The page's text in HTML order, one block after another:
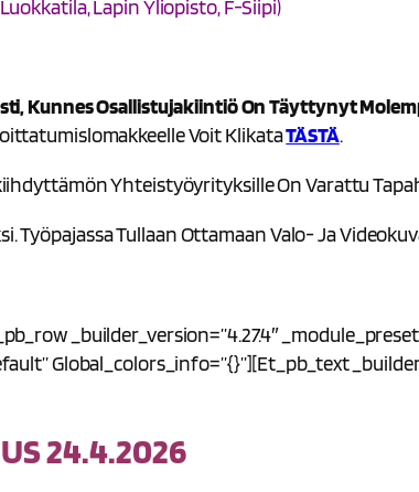
Lapin Yliopisto, F-Siipi)
Kunnes Osallistujakiintiö On Täyttynyt
Voit KlikataTÄSTÄ.
Yhteistyöyrityksille On Varattu
Työpajassa Tullaan Ottamaan Valo- Ja
_builder_version=”4.27.4″
Global_colors_info=”{}”][et_pb_text
24.4.2026